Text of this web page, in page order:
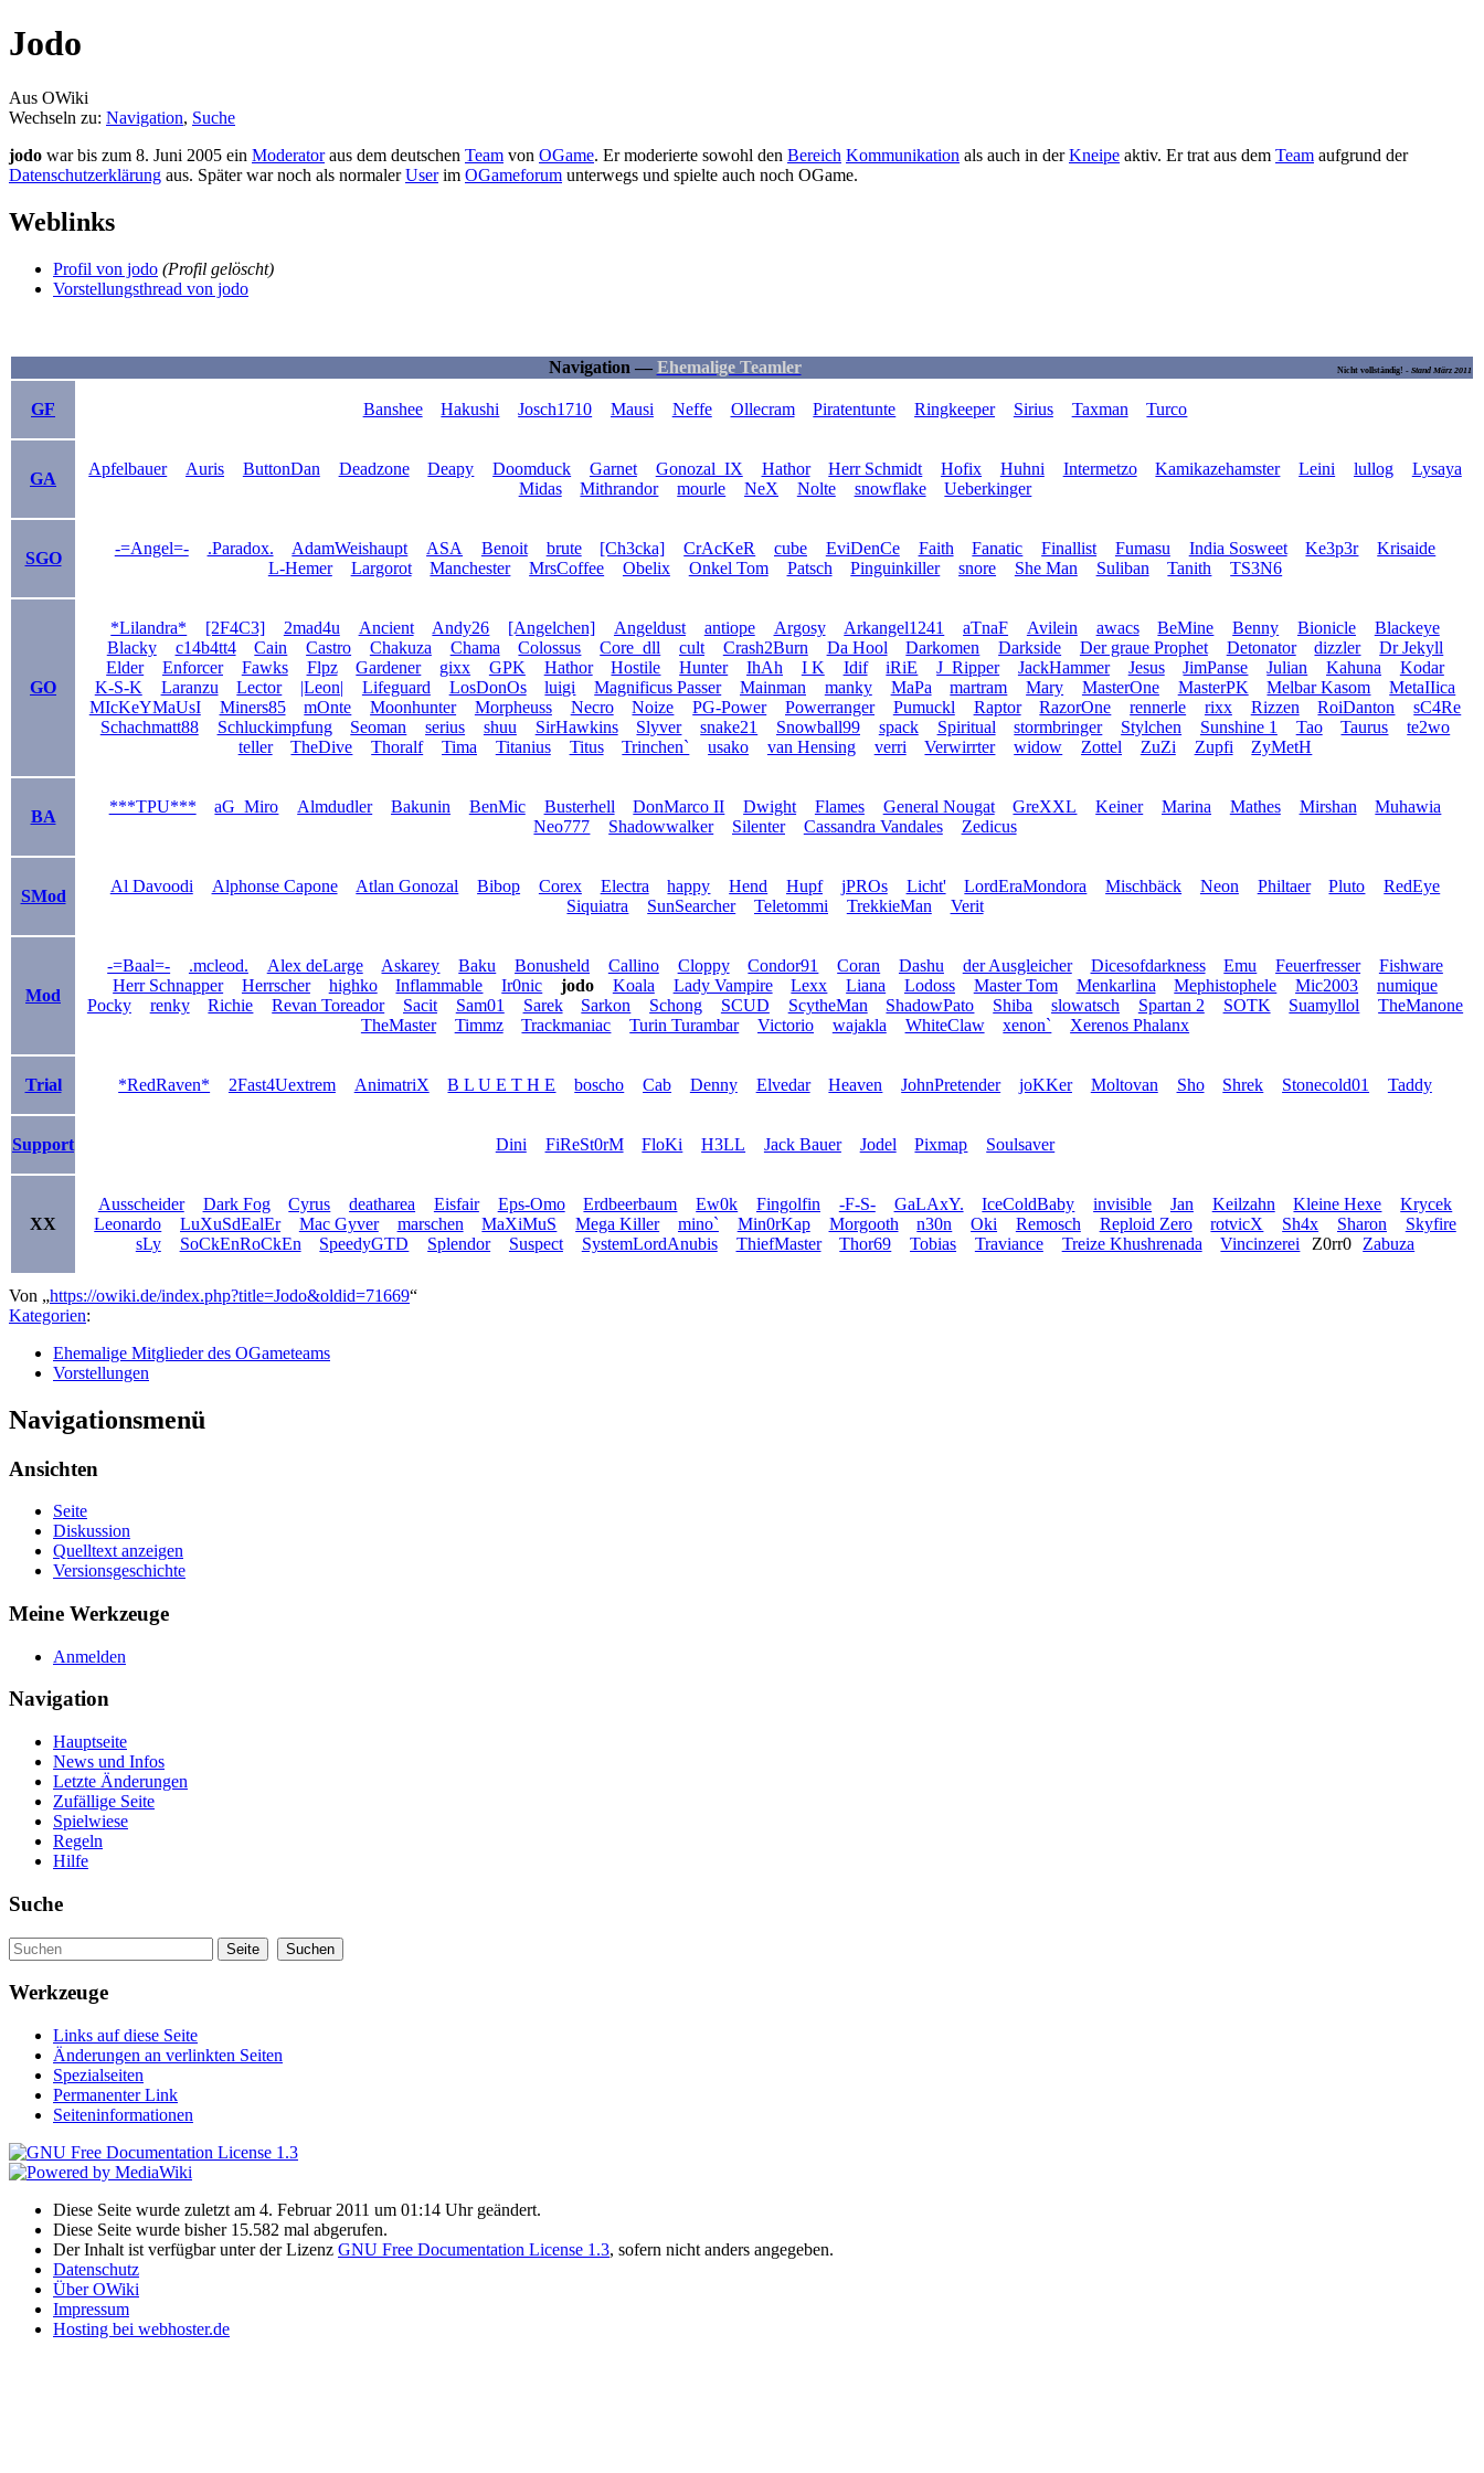
Jodo
Aus OWiki
Wechseln zu: Navigation, Suche
jodo war bis zum 8. Juni 2005 ein Moderatoraus dem deutschen Team von OGame. Er moderierte sowohl den Bereich Kommunikation als auch in derKneipe aktiv. Er trat aus dem Team aufgrund der
Datenschutzerklärung aus. Später war noch als normalerUserim OGameforum unterwegs und spielte auch noch OGame.
Weblinks
Profil von jodo (Profil gelöscht)
Vorstellungsthread von jodo
Navigation — Ehemalige Teamler Nicht vollständig! - Stand März 2011
GF Banshee Hakushi Josch1710 Mausi Neffe Ollecram Piratentunte Ringkeeper Sirius Taxman Turco
GA
Apfelbauer Auris ButtonDan Deadzone Deapy Doomduck Garnet Gonozal_IX Hathor Herr Schmidt Hofix Huhni Intermetzo Kamikazehamster Leini lullog
Lysaya
Midas
Mithrandor mourle NeX Nolte snowflake Ueberkinger
SGO
-=Angel=- .Paradox. AdamWeishaupt ASA Benoit brute [Ch3cka] CrAcKeR cube EviDenCe Faith Fanatic Finallist Fumasu India Sosweet Ke3p3r
Krisaide
L-Hemer
Largorot Manchester MrsCoffee Obelix Onkel Tom Patsch Pinguinkiller snore She Man Suliban Tanith TS3N6
GO
*Lilandra* [2F4C3] 2mad4u Ancient Andy26 [Angelchen] Angeldust antiope Argosy Arkangel1241 aTnaF Avilein awacs BeMine Benny Bionicle
Blackeye
Blacky
c14b4tt4 Cain Castro Chakuza Chama Colossus Core_dll cult Crash2Burn Da Hool Darkomen Darkside Der graue Prophet Detonator dizzler
Dr Jekyll
Elder
Enforcer Fawks Flpz Gardener gixx GPK Hathor Hostile Hunter IhAh I K Idif iRiE J_Ripper JackHammer Jesus JimPanse Julian Kahuna
Kodar
K-S-K
Laranzu Lector |Leon| Lifeguard LosDonOs luigi Magnificus Passer Mainman manky MaPa martram Mary MasterOne MasterPK Melbar Kasom
MetaIIica
MIcKeYMaUsI
Miners85 mOnte Moonhunter Morpheuss Necro Noize PG-Power Powerranger Pumuckl Raptor RazorOne rennerle rixx Rizzen RoiDanton
sC4Re
Schachmatt88
Schluckimpfung Seoman serius shuu SirHawkins Slyver snake21 Snowball99 spack Spiritual stormbringer Stylchen Sunshine 1 Tao Taurus
te2wo
teller
TheDive Thoralf Tima Titanius Titus Trinchen` usako van Hensing verri Verwirrter widow Zottel ZuZi Zupfi ZyMetH
BA
***TPU*** aG_Miro Almdudler Bakunin BenMic Busterhell DonMarco II Dwight Flames General Nougat GreXXL Keiner Marina Mathes Mirshan
Muhawia
Neo777
Shadowwalker Silenter Cassandra Vandales Zedicus
SMod
Al Davoodi Alphonse Capone Atlan Gonozal Bibop Corex Electra happy Hend Hupf jPROs Licht' LordEraMondora Mischbäck Neon Philtaer Pluto
RedEye
Siquiatra
SunSearcher Teletommi TrekkieMan Verit
Mod
-=Baal=- .mcleod. Alex deLarge Askarey Baku Bonusheld Callino Cloppy Condor91 Coran Dashu der Ausgleicher Dicesofdarkness Emu Feuerfresser
Fishware
Herr Schnapper
Herrscher highko Inflammable Ir0nic jodo Koala Lady Vampire Lexx Liana Lodoss Master Tom Menkarlina Mephistophele Mic2003
numique
Pocky
renky Richie Revan Toreador Sacit Sam01 Sarek Sarkon Schong SCUD ScytheMan ShadowPato Shiba slowatsch Spartan 2 SOTK Suamyllol
TheManone
TheMaster
Timmz Trackmaniac Turin Turambar Victorio wajakla WhiteClaw xenon` Xerenos Phalanx
Trial *RedRaven* 2Fast4Uextrem AnimatriX B L U E T H E boscho Cab Denny Elvedar Heaven JohnPretender joKKer Moltovan Sho Shrek Stonecold01 Taddy
Support Dini FiReSt0rM FloKi H3LL Jack Bauer Jodel Pixmap Soulsaver
XX
Ausscheider Dark Fog Cyrus deatharea Eisfair Eps-Omo Erdbeerbaum Ew0k Fingolfin -F-S- GaLAxY. IceColdBaby invisible Jan Keilzahn Kleine Hexe
Krycek
Leonardo
LuXuSdEalEr Mac Gyver marschen MaXiMuS Mega Killer mino` Min0rKap Morgooth n30n Oki Remosch Reploid Zero rotvicX Sh4x Sharon
Skyfire
sLy
SoCkEnRoCkEn SpeedyGTD Splendor Suspect SystemLordAnubis ThiefMaster Thor69 Tobias Traviance Treize Khushrenada Vincinzerei Z0rr0 Zabuza
Von „https://owiki.de/index.php?title=Jodo&oldid=71669“
Kategorien:
Ehemalige Mitglieder des OGameteams
Vorstellungen
Navigationsmenü
Ansichten
Seite
Diskussion
Quelltext anzeigen
Versionsgeschichte
Meine Werkzeuge
Anmelden
Navigation
Hauptseite
News und Infos
Letzte Änderungen
Zufällige Seite
Spielwiese
Regeln
Hilfe
Suche
Werkzeuge
Links auf diese Seite
Änderungen an verlinkten Seiten
Spezialseiten
Permanenter Link
Seiteninformationen
Diese Seite wurde zuletzt am 4. Februar 2011 um 01:14 Uhr geändert.
Diese Seite wurde bisher 15.582 mal abgerufen.
Der Inhalt ist verfügbar unter der Lizenz GNU Free Documentation License 1.3, sofern nicht anders angegeben.
Datenschutz
Über OWiki
Impressum
Hosting bei webhoster.de